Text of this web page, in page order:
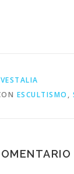
VESTALIA
ESCULTISMO,